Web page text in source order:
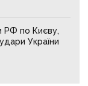
РФ по Києву,
України